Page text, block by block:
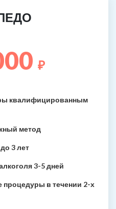
₽
квалифицированным
метод
3 лет
3-5 дней
в течении 2-х